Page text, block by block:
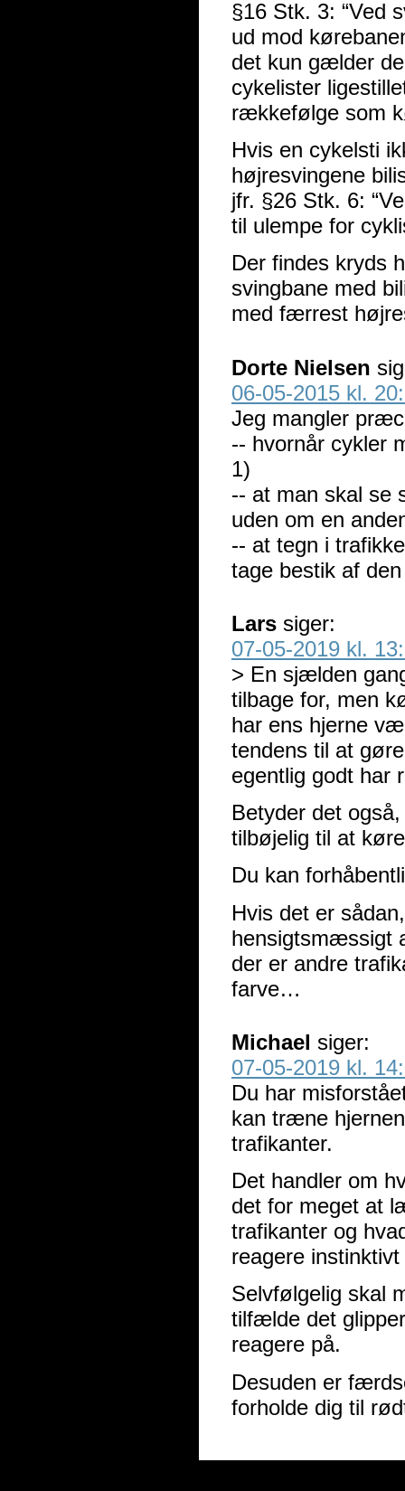
§16 Stk. 3: “Ved
ud mod
det kun gælder
cykelister
rækkefølge som
Hvis en cykelsti
højresvingene
jfr. §26 Stk. 6:
til ulempe for
Der findes kryds
svingbane med
med færrest
Dorte Nielsen
06-05-2015 kl.
Jeg mangler
-- hvornår cykler
1)
-- at man skal se
uden om en
-- at tegn i
tage bestik af
Lars siger:
07-05-2019 kl.
> En sjælden
tilbage for, men
har ens hjerne
tendens til at
egentlig godt har
Betyder det
tilbøjelig til at
Du kan
Hvis det er
hensigtsmæssigt
der er andre
farve…
Michael siger:
07-05-2019 kl.
Du har
kan træne
trafikanter.
Det handler om
det for meget at
trafikanter og
reagere
Selvfølgelig skal
tilfælde det
reagere på.
Desuden er
forholde dig til